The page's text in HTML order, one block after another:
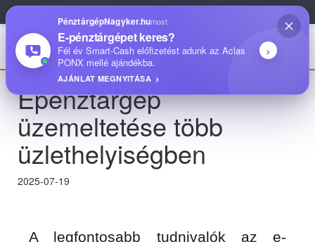
Epénztárgép
üzemeltetése több
üzlethelyiségben
2025-07-19
A legfontosabb tudnivalók az e-
PénztárgépNagyker.humost
E-pénztárgépet keres?
Fél év Smart-Cash előfizetést adunk az Aclas
PONX mellé ajándékba.
AJÁNLAT MEGNYITÁSA
›